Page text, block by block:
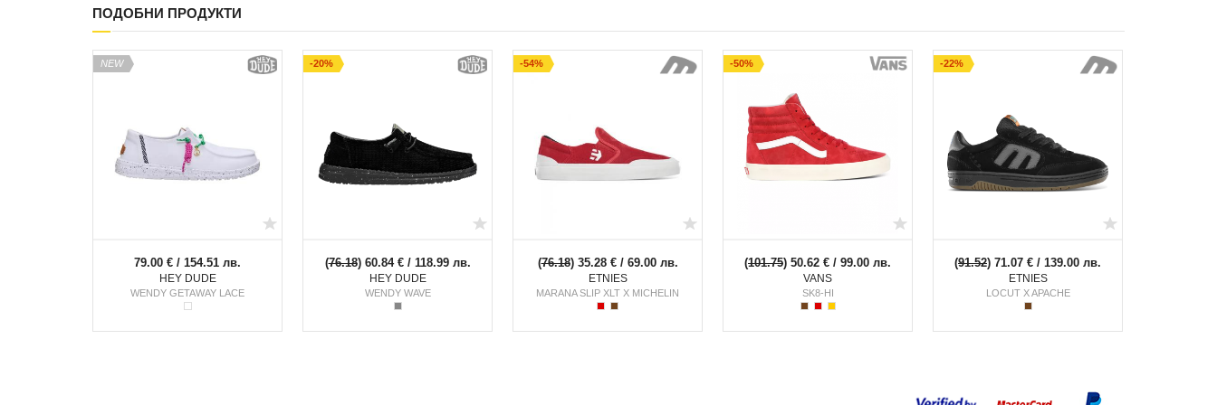
ПОДОБНИ ПРОДУКТИ
79.00 € / 154.51 лв.
HEY DUDE
WENDY GETAWAY LACE
NEW
(76.18) 60.84 € / 118.99 лв.
HEY DUDE
WENDY WAVE
-20%
(76.18) 35.28 € / 69.00 лв.
ETNIES
MARANA SLIP XLT X MICHELIN
-54%
(101.75) 50.62 € / 99.00 лв.
VANS
SK8-HI
-50%
(91.52) 71.07 € / 139.00 лв.
ETNIES
LOCUT X APACHE
-22%